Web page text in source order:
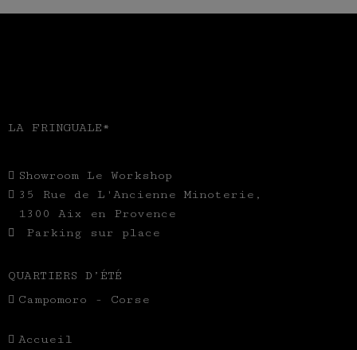
LA FRINGUALE*
Showroom Le Workshop
35 Rue de L'Ancienne Minoterie,
1300 Aix en Provence
Parking sur place
QUARTIERS D’ÉTÉ
Campomoro - Corse
Accueil